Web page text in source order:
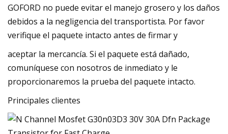
GOFORD no puede evitar el manejo grosero y los daños
debidos a la negligencia del transportista. Por favor
verifique el paquete intacto antes de firmar y
aceptar la mercancía. Si el paquete está dañado,
comuníquese con nosotros de inmediato y le
proporcionaremos la prueba del paquete intacto.
Principales clientes